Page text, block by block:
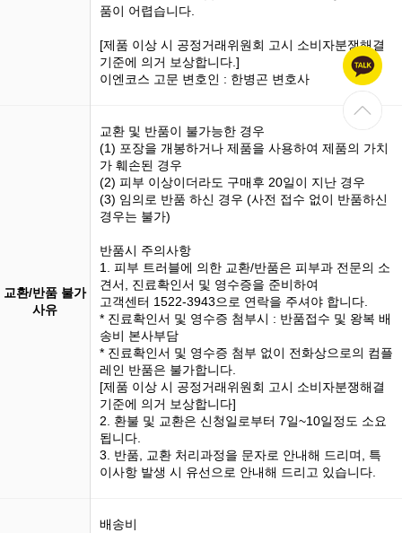
품이 어렵습니다.
[제품 이상 시 공정거래위원회 고시 소비자분쟁해결
기준에 의거 보상합니다.]
이엔코스 고문 변호인 : 한병곤 변호사
교환/반품 불가
사유
교환 및 반품이 불가능한 경우
(1) 포장을 개봉하거나 제품을 사용하여 제품의 가치
가 훼손된 경우
(2) 피부 이상이더라도 구매후 20일이 지난 경우
(3) 임의로 반품 하신 경우 (사전 접수 없이 반품하신
경우는 불가)
반품시 주의사항
1. 피부 트러블에 의한 교환/반품은 피부과 전문의 소
견서, 진료확인서 및 영수증을 준비하여
고객센터 1522-3943으로 연락을 주셔야 합니다.
* 진료확인서 및 영수증 첨부시 : 반품접수 및 왕복 배
송비 본사부담
* 진료확인서 및 영수증 첨부 없이 전화상으로의 컴플
레인 반품은 불가합니다.
[제품 이상 시 공정거래위원회 고시 소비자분쟁해결
기준에 의거 보상합니다]
2. 환불 및 교환은 신청일로부터 7일~10일정도 소요
됩니다.
3. 반품, 교환 처리과정을 문자로 안내해 드리며, 특
이사항 발생 시 유선으로 안내해 드리고 있습니다.
배송비